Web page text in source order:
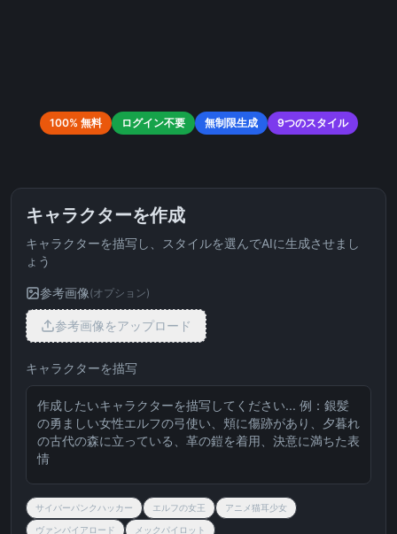
100% 無料 ログイン不要 無制限生成 9つのスタイル
キャラクターを作成
キャラクターを描写し、スタイルを選んでAIに生成させまし
ょう
参考画像(オプション)
参考画像をアップロード
キャラクターを描写
サイバーパンクハッカー エルフの女王 アニメ猫耳少女
ヴァンパイアロード メックパイロット